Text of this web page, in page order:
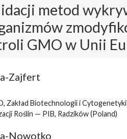
metod
GMO w Unii
Zajfert
Zakład Biotechnologii i Cytogenetyki
Roślin — PIB, Radzików(Poland)
Nowotko